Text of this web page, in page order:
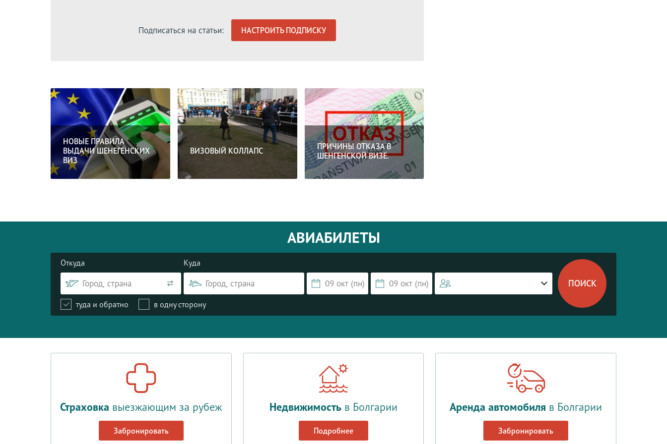
Подписаться на статьи: НАСТРОИТЬ ПОДПИСКУ
НОВЫЕ ПРАВИЛА
ВЫДАЧИ ШЕНЕГЕНСКИХ
ВИЗ
ВИЗОВЫЙ КОЛЛАПС
ПРИЧИНЫ ОТКАЗА В
ШЕНГЕНСКОЙ ВИЗЕ.
АВИАБИЛЕТЫ
Откуда Куда
туда и обратно в одну сторону
Страховка выезжающим за рубеж
Забронировать
Недвижимостьв Болгарии
Подробнее
Аренда автомобиля в Болгарии
Забронировать